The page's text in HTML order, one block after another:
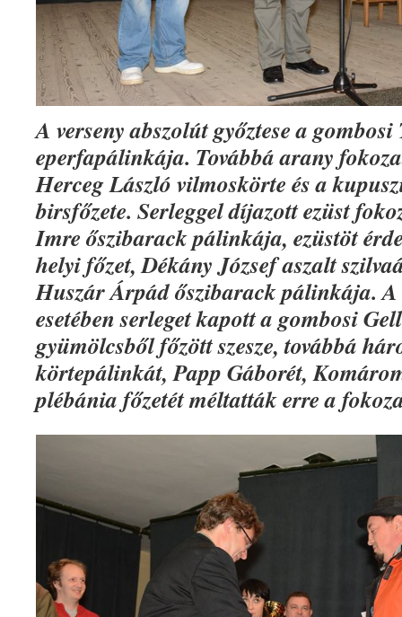
A verseny abszolút győztese a
eperfapálinkája. Továbbá arany
Herceg László vilmoskörte és a
birsfőzete. Serleggel díjazott ezüst
Imre őszibarack pálinkája, ezüstöt
helyi főzet, Dékány József aszalt
Huszár Árpád őszibarack pálinkája.
esetében serleget kapott a gombosi
gyümölcsből főzött szesze, továbbá
körtepálinkát, Papp Gáborét,
plébánia főzetét méltatták erre a